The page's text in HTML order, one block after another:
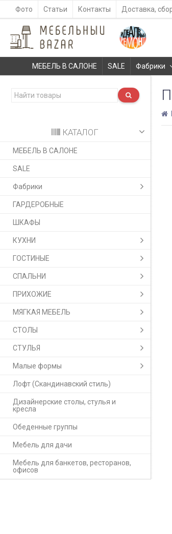
Фото Статьи Контакты Доставка,
МЕБЕЛЬ В САЛОНЕ SALE Фабрики
КАТАЛОГ
МЕБЕЛЬ В САЛОНЕ
SALE
Фабрики
ГАРДЕРОБНЫЕ
ШКАФЫ
КУХНИ
ГОСТИНЫЕ
СПАЛЬНИ
ПРИХОЖИЕ
МЯГКАЯ МЕБЕЛЬ
СТОЛЫ
СТУЛЬЯ
Малые формы
Лофт (Скандинавский стиль)
Дизайнерские столы, стулья и
кресла
Обеденные группы
Мебель для дачи
Мебель для банкетов, ресторанов,
офисов